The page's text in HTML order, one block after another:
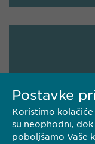
Postavke
Koristimo
su neophodni,
poboljšamo Vaše